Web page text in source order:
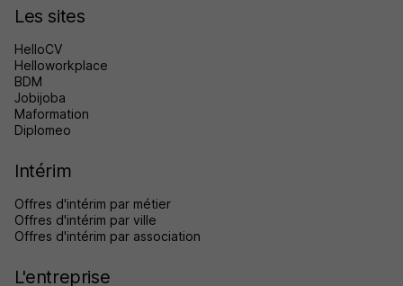
Les sites
HelloCV
Helloworkplace
BDM
Jobijoba
Maformation
Diplomeo
Intérim
Offres d'intérim par métier
Offres d'intérim par ville
Offres d'intérim par association
L'entreprise